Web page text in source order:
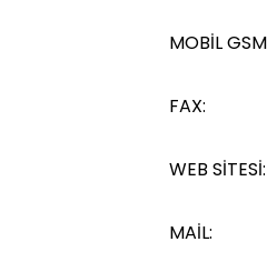
MOBİL
FAX:
WEB SİTESİ:
MAİL: